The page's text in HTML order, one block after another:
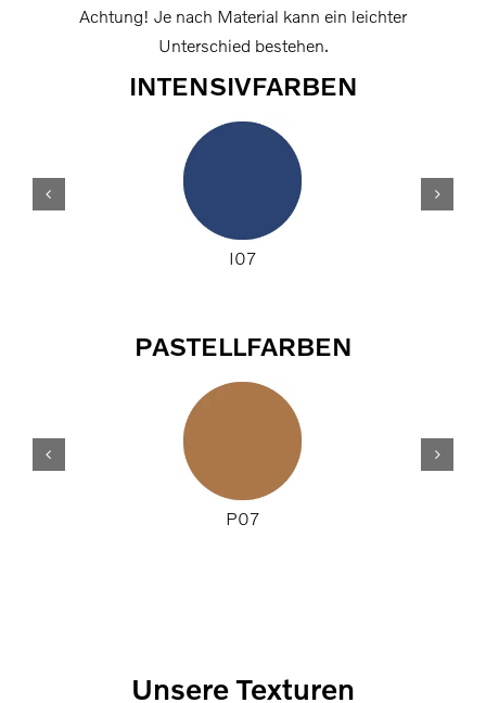
Achtung! Je nach Material kann ein leichter
Unterschied bestehen.
INTENSIVFARBEN
I07
PASTELLFARBEN
P07
Unsere Texturen